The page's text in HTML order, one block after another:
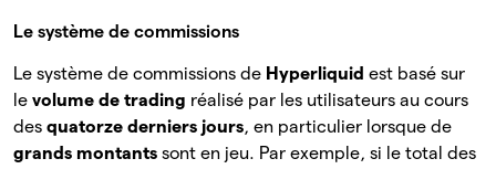
Le système de commissions
Le système de commissions de Hyperliquid est basé sur
le volume de trading réalisé par les utilisateurs au cours
des quatorze derniers jours, en particulier lorsque de
grands montants sont en jeu. Par exemple, si le total des